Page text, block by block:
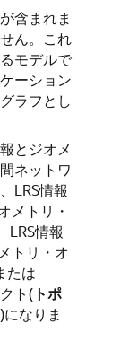
含まれま
ん。これ
モデルで
ーション
ラフとし
とジオメ
ネットワ
LRS情報
メトリ・
LRS情報
トリ・オ
たは
ト( トポ
)になりま